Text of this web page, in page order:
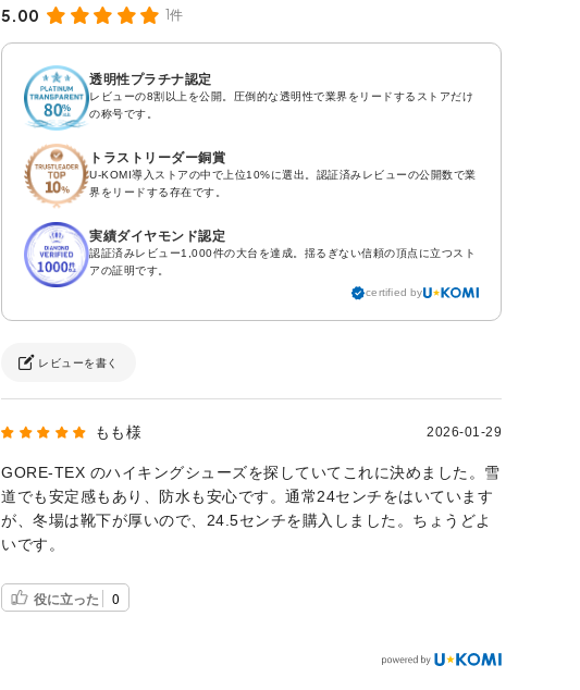
5.00 1件
透明性プラチナ認定
レビューの8割以上を公開。圧倒的な透明性で業界をリードするストアだけ
の称号です。
トラストリーダー銅賞
U-KOMI導入ストアの中で上位10%に選出。認証済みレビューの公開数で業
界をリードする存在です。
実績ダイヤモンド認定
認証済みレビュー1,000件の大台を達成。揺るぎない信頼の頂点に立つスト
アの証明です。
certified by
レビューを書く
もも様 2026-01-29
GORE-TEX のハイキングシューズを探していてこれに決めました。雪
道でも安定感もあり、防水も安心です。通常24センチをはいています
が、冬場は靴下が厚いので、24.5センチを購入しました。ちょうどよ
いです。
役に立った 0